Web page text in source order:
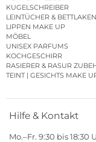
KUGELSCHREIBER
LEINTÜCHER & BETTLAKEN
LIPPEN MAKE UP
MÖBEL
UNISEX PARFUMS
KOCHGESCHIRR
RASIERER & RASUR
TEINT | GESICHTS MAKE
Hilfe & Kontakt
Mo.–Fr. 9:30 bis 18:30